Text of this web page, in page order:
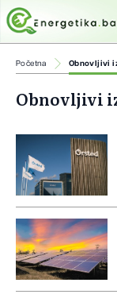
Početna Obnovljivi
Obnovljivi